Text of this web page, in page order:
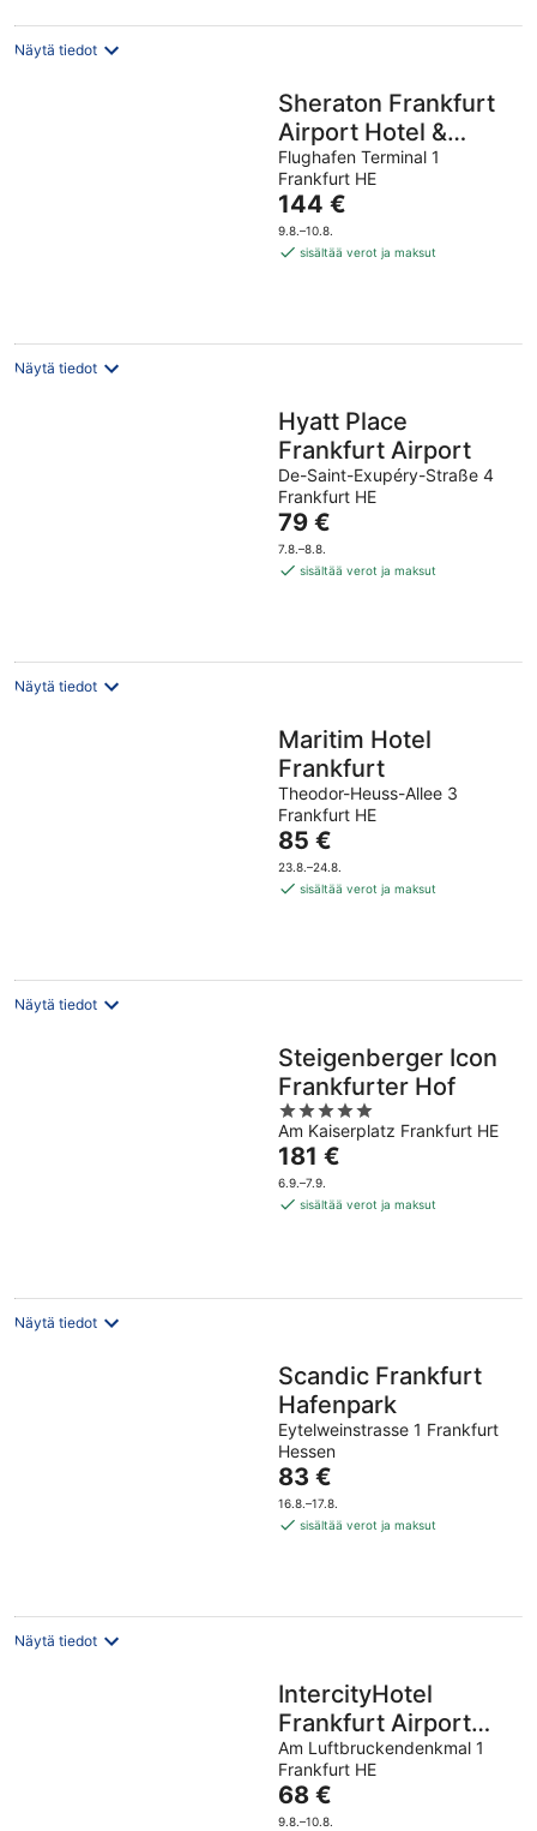
Näytä tiedot
Sheraton Frankfurt
Airport Hotel &
Conference Center
Flughafen Terminal 1
Frankfurt HE
Hinta
on
144 €
144 €
9.8.–10.8.
sisältää verot ja maksut
Näytä tiedot
Hyatt Place
Frankfurt Airport
De-Saint-Exupéry-Straße 4
Frankfurt HE
Hinta
on
79 €
79 €
7.8.–8.8.
sisältää verot ja maksut
Näytä tiedot
Maritim Hotel
Frankfurt
Theodor-Heuss-Allee 3
Frankfurt HE
Hinta
on
85 €
85 €
23.8.–24.8.
sisältää verot ja maksut
Näytä tiedot
Steigenberger Icon
Frankfurter Hof
5
out
of
5
Am Kaiserplatz Frankfurt HE
Hinta
on
181 €
181 €
6.9.–7.9.
sisältää verot ja maksut
Näytä tiedot
Scandic Frankfurt
Hafenpark
Eytelweinstrasse 1 Frankfurt
Hessen
Hinta
on
83 €
83 €
16.8.–17.8.
sisältää verot ja maksut
Näytä tiedot
IntercityHotel
Frankfurt Airport
Terminal 3
Am Luftbruckendenkmal 1
Frankfurt HE
Hinta
on
68 €
9.8.–10.8.